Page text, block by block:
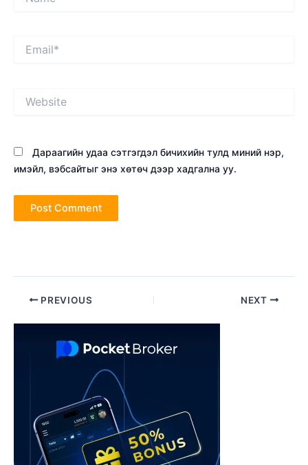
Дараагийн удаа сэтгэгдэл бичихийн тулд миний нэр,
имэйл, вэбсайтыг энэ хөтөч дээр хадгална уу.
Post PREVIOUS NEXT